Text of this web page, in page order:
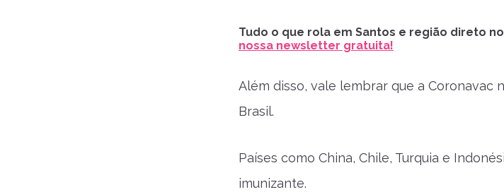
Tudo o que rola em Santos e região direto
nossa newsletter gratuita!
Além disso, vale lembrar que a Coronavac
Brasil.
Países como China, Chile, Turquia e
imunizante.